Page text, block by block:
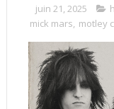
juin 21, 2025
mick mars, motley